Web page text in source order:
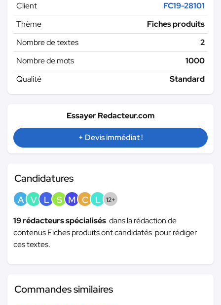
Client
FC19-28101
Thème
Fiches produits
Nombre de textes
2
Nombre de mots
1000
Qualité
Standard
Essayer Redacteur.com
+ Devis immédiat !
Candidatures
A V L S M C L 12+
19 rédacteurs spécialisés dans la rédaction de
contenus Fiches produits ont candidatés pour rédiger
ces textes.
Commandes similaires